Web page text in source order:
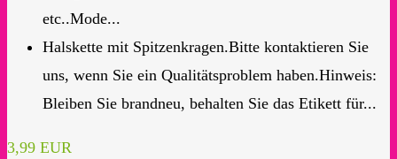
etc..Mode...
Halskette mit Spitzenkragen.Bitte kontaktieren Sie
uns, wenn Sie ein Qualitätsproblem haben.Hinweis:
Bleiben Sie brandneu, behalten Sie das Etikett für...
3,99 EUR